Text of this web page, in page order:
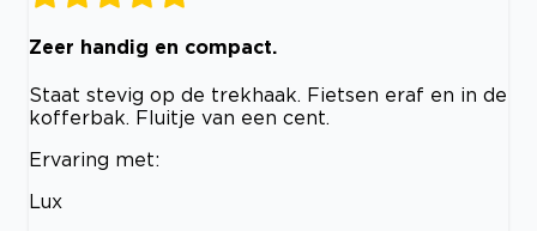
Zeer handig en compact.
Staat stevig op de trekhaak. Fietsen eraf en in de
kofferbak. Fluitje van een cent.
Ervaring met:
Lux